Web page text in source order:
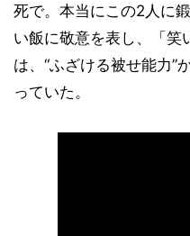
死で。本当にこの2人に
い飯に敬意を表し、「笑
は、“ふざける被せ能力”
っていた。